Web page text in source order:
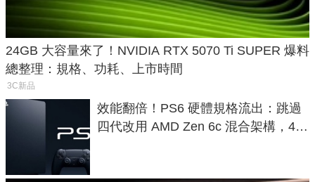
24GB 大容量來了！NVIDIA RTX 5070 Ti SUPER 爆料
總整理：規格、功耗、上市時間
3C新品
效能翻倍！PS6 硬體規格流出：跳過
四代改用 AMD Zen 6c 混合架構，4K